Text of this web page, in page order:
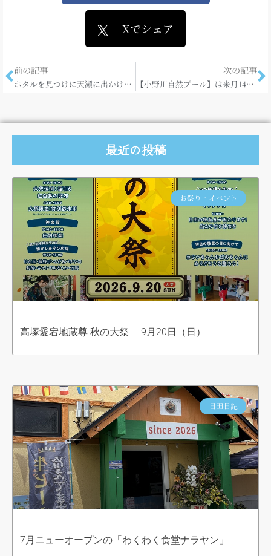
Xでシェア
前の記事
ホタルを見つけに天瀬に出かけるなら！
次の記事
【小野川自然プール】は来月14日よりOPEN！！
最近の投稿
お祭り・イベント
高塚愛宕地蔵尊 秋の大祭 9月20日（日）
日田日記
7月ニューオープンの「わくわく食堂ナラヤン」